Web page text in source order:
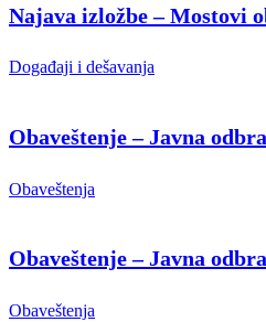
Najava izložbe – Mostovi
Događaji i dešavanja
Obaveštenje – Javna
Obaveštenja
Obaveštenje – Javna
Obaveštenja